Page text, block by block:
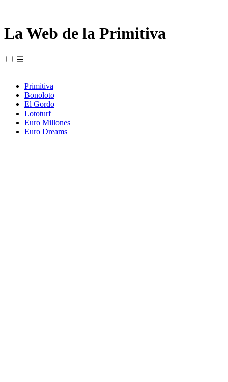
La Web de la Primitiva
☰
Primitiva
Bonoloto
El Gordo
Lototurf
Euro Millones
Euro Dreams